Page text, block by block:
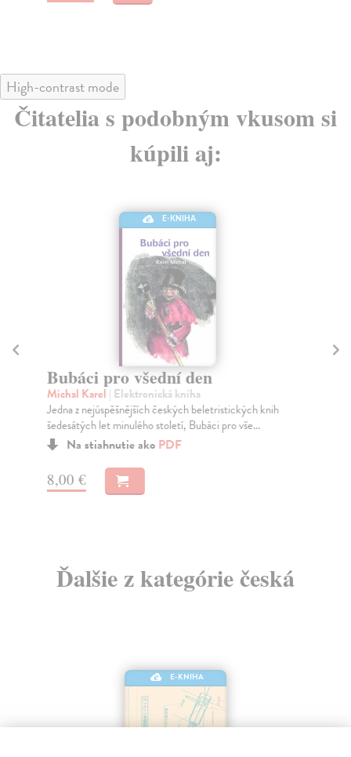
High-contrast mode
Čitatelia s podobným vkusom si
kúpili aj:
E-KNIHA
Bubáci pro všední den
Michal Karel | Elektronická kniha
Jedna z nejúspěšnějších českých beletristických knih
šedesátých let minulého století, Bubáci pro vše...
Na stiahnutie ako PDF
8,00 €
Ďalšie z kategórie česká
E-KNIHA